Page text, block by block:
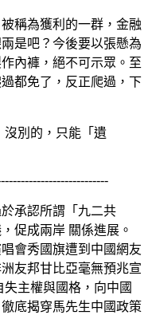
稱為獲利的一群，金融
是吧？今後要以張懸為
內褲，絕不可示眾。至
都免了，反正爬過，下
沒別的，只能「遺
承認所謂「九二共
促成兩岸 關係進展。
會秀國旗遭到中國網友
友邦甘比亞毫無預兆宣
主權與國格，向中國
底揭穿馬先生中國政策